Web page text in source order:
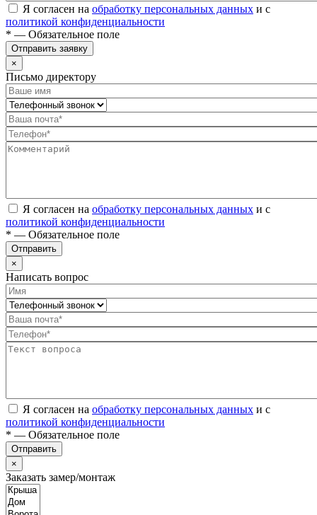
Я согласен на обработку персональных данных и с
политикой конфиденциальности
* — Обязательное поле
Отправить заявку
×
Письмо директору
Я согласен на обработку персональных данных и с
политикой конфиденциальности
* — Обязательное поле
Отправить
×
Написать вопрос
Я согласен на обработку персональных данных и с
политикой конфиденциальности
* — Обязательное поле
Отправить
×
Заказать замер/монтаж